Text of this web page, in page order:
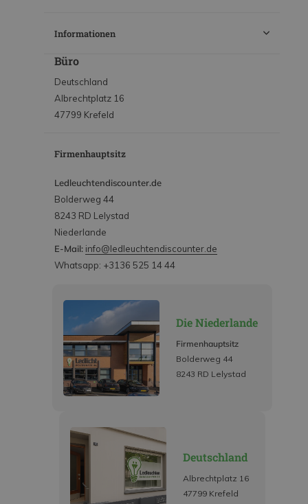
Informationen
Büro
Deutschland
Albrechtplatz 16
47799 Krefeld
Firmenhauptsitz
Ledleuchtendiscounter.de
Bolderweg 44
8243 RD Lelystad
Niederlande
E-Mail: info@ledleuchtendiscounter.de
Whatsapp: +3136 525 14 44
Die Niederlande
Firmenhauptsitz
Bolderweg 44
8243 RD Lelystad
Deutschland
Albrechtplatz 16
47799 Krefeld